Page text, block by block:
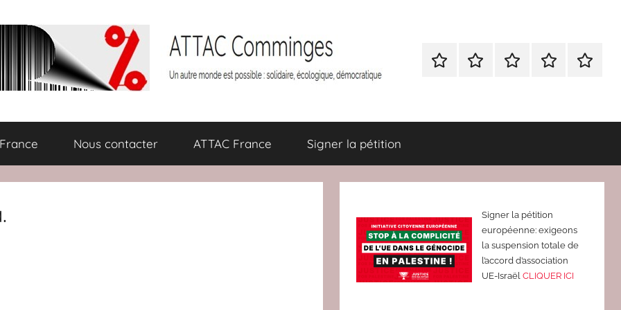
Nous
BULLETIN
Attac
Nous
ATTAC
Signer
Nous contacter ATTAC France Signer la pétition
Signer la pétition
européenne: exigeons
la suspension totale de
l’accord d’association
UE-Israël CLIQUER ICI